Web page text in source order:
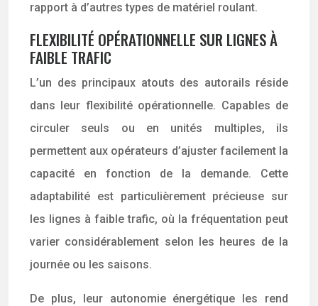
rapport à d’autres types de matériel roulant.
FLEXIBILITÉ OPÉRATIONNELLE SUR LIGNES À
FAIBLE TRAFIC
L’un des principaux atouts des autorails réside
dans leur flexibilité opérationnelle. Capables de
circuler seuls ou en unités multiples, ils
permettent aux opérateurs d’ajuster facilement la
capacité en fonction de la demande. Cette
adaptabilité est particulièrement précieuse sur
les lignes à faible trafic, où la fréquentation peut
varier considérablement selon les heures de la
journée ou les saisons.
De plus, leur autonomie énergétique les rend